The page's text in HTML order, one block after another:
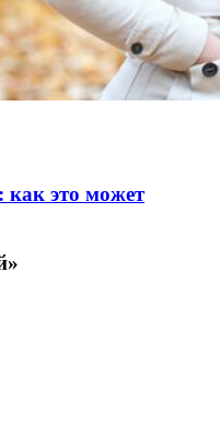
как это может